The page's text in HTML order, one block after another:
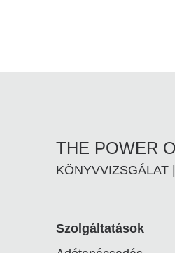
THE POWER
KÖNYVVIZSGÁLAT
Footer
Szolgáltatások